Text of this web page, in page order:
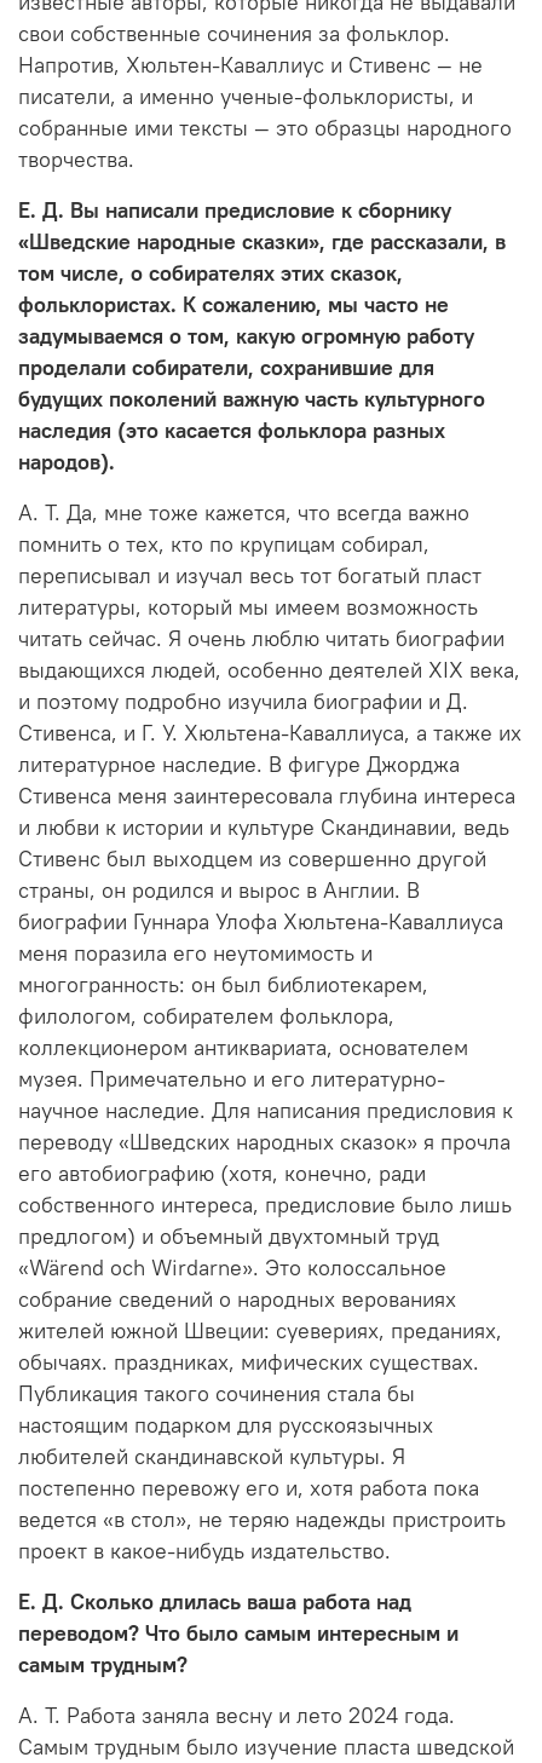
свои собственные сочинения за фольклор.
Напротив, Хюльтен-Каваллиус и Стивенс — не
писатели, а именно ученые-фольклористы, и
собранные ими тексты — это образцы народного
творчества.
Е. Д. Вы написали предисловие к сборнику
«Шведские народные сказки», где рассказали, в
том числе, о собирателях этих сказок,
фольклористах. К сожалению, мы часто не
задумываемся о том, какую огромную работу
проделали собиратели, сохранившие для
будущих поколений важную часть культурного
наследия (это касается фольклора разных
народов).
А. Т. Да, мне тоже кажется, что всегда важно
помнить о тех, кто по крупицам собирал,
переписывал и изучал весь тот богатый пласт
литературы, который мы имеем возможность
читать сейчас. Я очень люблю читать биографии
выдающихся людей, особенно деятелей XIX века,
и поэтому подробно изучила биографии и Д.
Стивенса, и Г. У. Хюльтена-Каваллиуса, а также их
литературное наследие. В фигуре Джорджа
Стивенса меня заинтересовала глубина интереса
и любви к истории и культуре Скандинавии, ведь
Стивенс был выходцем из совершенно другой
страны, он родился и вырос в Англии. В
биографии Гуннара Улофа Хюльтена-Каваллиуса
меня поразила его неутомимость и
многогранность: он был библиотекарем,
филологом, собирателем фольклора,
коллекционером антиквариата, основателем
музея. Примечательно и его литературно-
научное наследие. Для написания предисловия к
переводу «Шведских народных сказок» я прочла
его автобиографию (хотя, конечно, ради
собственного интереса, предисловие было лишь
предлогом) и объемный двухтомный труд
«Wärend och Wirdarne». Это колоссальное
собрание сведений о народных верованиях
жителей южной Швеции: суевериях, преданиях,
обычаях. праздниках, мифических существах.
Публикация такого сочинения стала бы
настоящим подарком для русскоязычных
любителей скандинавской культуры. Я
постепенно перевожу его и, хотя работа пока
ведется «в стол», не теряю надежды пристроить
проект в какое-нибудь издательство.
Е. Д. Сколько длилась ваша работа над
переводом? Что было самым интересным и
самым трудным?
А. Т. Работа заняла весну и лето 2024 года.
Самым трудным было изучение пласта шведской